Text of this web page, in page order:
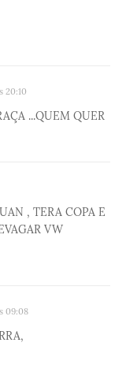
20:10
...QUEM QUER
, TERA COPA E
VW
09:08